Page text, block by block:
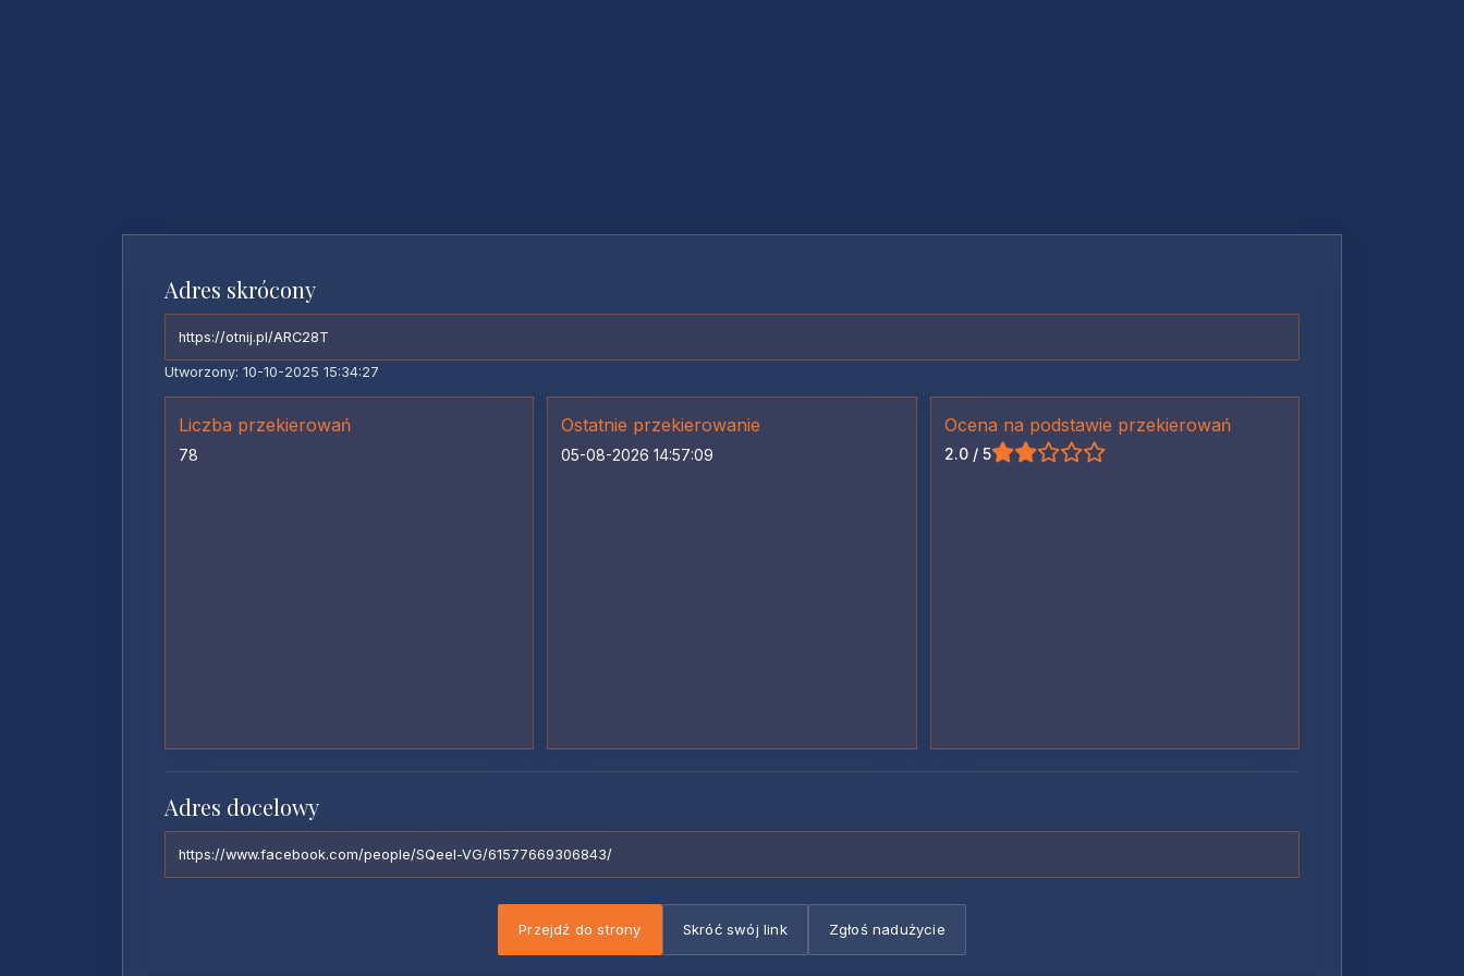
Adres skrócony
https://otnij.pl/ARC28T
Utworzony: 10-10-2025 15:34:27
Liczba przekierowań
78
Ostatnie przekierowanie
05-08-2026 14:57:09
Ocena na podstawie przekierowań
2.0 / 5
Adres docelowy
https://www.facebook.com/people/SQeel-VG/61577669306843/
Przejdź do strony Skróć swój link Zgłoś nadużycie